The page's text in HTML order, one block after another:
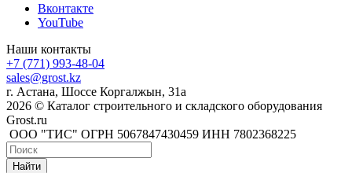
Вконтакте
YouTube
Наши контакты
+7 (771) 993-48-04
sales@grost.kz
г. Астана, Шоссе Коргалжын, 31а
2026 © Каталог строительного и складского оборудования
Grost.ru
ООО "ТИС" ОГРН 5067847430459 ИНН 7802368225
Найти